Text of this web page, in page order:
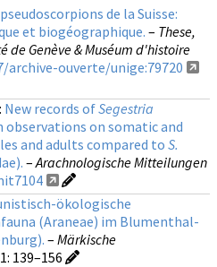
de la Suisse:
et biogéographique. – These,
de Genève & Muséum d'histoire
archive-ouverte/unige:79720
New records ofSegestria
observations on somatic and
and adults compared to S.
–Arachnologische Mitteilungen
ökologische
(Araneae) im Blumenthal-
– Märkische
: 139–156